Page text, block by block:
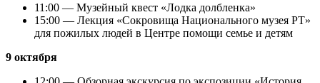
11:00 — Музейный квест «Лодка долбленка»
15:00 — Лекция «Сокровища Национального музея РТ»
для пожилых людей в Центре помощи семье и детям
9 октября